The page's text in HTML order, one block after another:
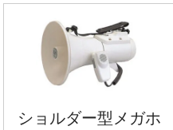
ショルダー型メガホ